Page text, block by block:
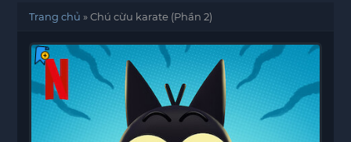
Trang chủ »Chú cừu karate (Phần 2)